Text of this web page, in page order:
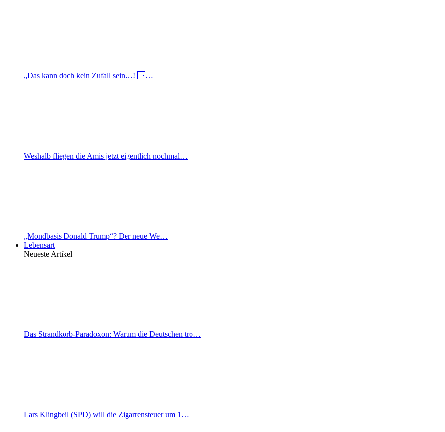
„Das kann doch kein Zufall sein…! …
Weshalb fliegen die Amis jetzt eigentlich nochmal…
„Mondbasis Donald Trump“? Der neue We…
Lebensart
Neueste Artikel
Das Strandkorb-Paradoxon: Warum die Deutschen tro…
Lars Klingbeil (SPD) will die Zigarrensteuer um 1…